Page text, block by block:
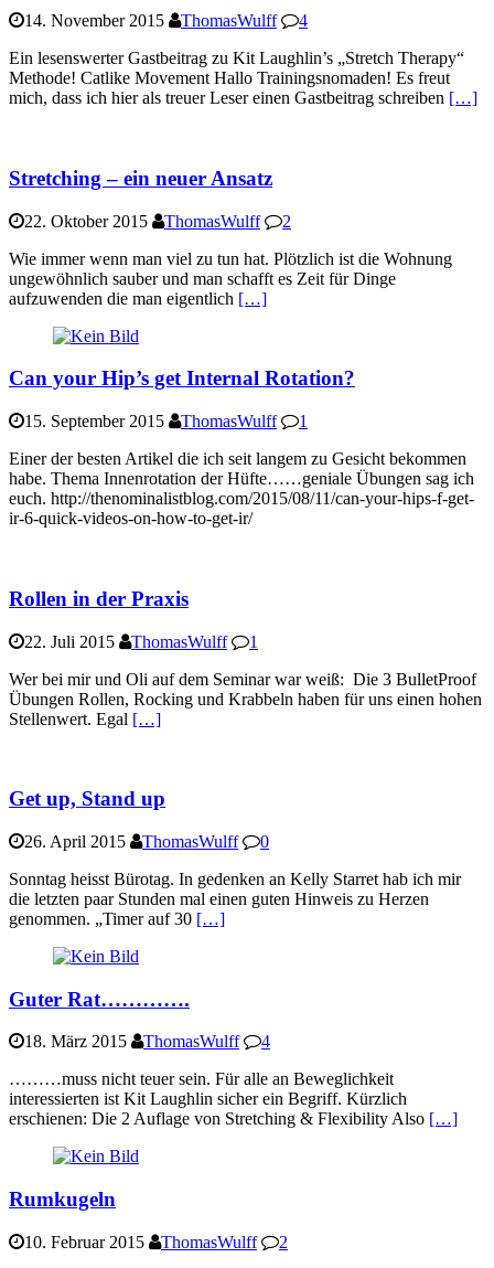
14. November 2015 ThomasWulff
4
Ein lesenswerter Gastbeitrag zu Kit Laughlin’s „Stretch Therapy“
Methode! Catlike Movement Hallo Trainingsnomaden! Es freut
mich, dass ich hier als treuer Leser einen Gastbeitrag schreiben […]
Stretching – ein neuer Ansatz
22. Oktober 2015 ThomasWulff
2
Wie immer wenn man viel zu tun hat. Plötzlich ist die Wohnung
ungewöhnlich sauber und man schafft es Zeit für Dinge
aufzuwenden die man eigentlich […]
Can your Hip’s get Internal Rotation?
15. September 2015 ThomasWulff
1
Einer der besten Artikel die ich seit langem zu Gesicht bekommen
habe. Thema Innenrotation der Hüfte……geniale Übungen sag ich
euch. http://thenominalistblog.com/2015/08/11/can-your-hips-f-get-
ir-6-quick-videos-on-how-to-get-ir/
Rollen in der Praxis
22. Juli 2015 ThomasWulff
1
Wer bei mir und Oli auf dem Seminar war weiß: Die 3 BulletProof
Übungen Rollen, Rocking und Krabbeln haben für uns einen hohen
Stellenwert. Egal […]
Get up, Stand up
26. April 2015 ThomasWulff
0
Sonntag heisst Bürotag. In gedenken an Kelly Starret hab ich mir
die letzten paar Stunden mal einen guten Hinweis zu Herzen
genommen. „Timer auf 30 […]
Guter Rat………….
18. März 2015 ThomasWulff
4
………muss nicht teuer sein. Für alle an Beweglichkeit
interessierten ist Kit Laughlin sicher ein Begriff. Kürzlich
erschienen: Die 2 Auflage von Stretching & Flexibility Also […]
Rumkugeln
10. Februar 2015 ThomasWulff
2